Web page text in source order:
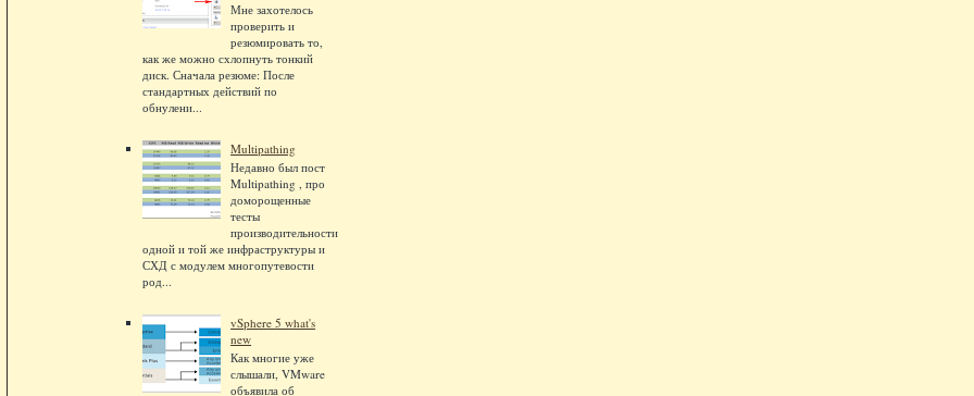
Мне захотелось
проверить и
резюмировать то,
как же можно схлопнуть тонкий
диск. Сначала резюме: После
стандартных действий по
обнулени...
Multipathing
Недавно был пост
Multipathing , про
доморощенные
тесты
производительности
одной и той же инфраструктуры и
СХД с модулем многопутевости
род...
vSphere 5 what's
new
Как многие уже
слышали, VMware
объявила об